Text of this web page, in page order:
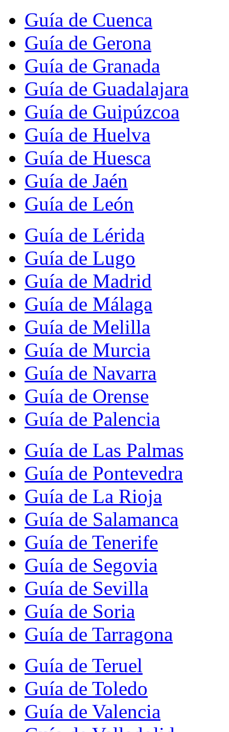
Guía de Cuenca
Guía de Gerona
Guía de Granada
Guía de Guadalajara
Guía de Guipúzcoa
Guía de Huelva
Guía de Huesca
Guía de Jaén
Guía de León
Guía de Lérida
Guía de Lugo
Guía de Madrid
Guía de Málaga
Guía de Melilla
Guía de Murcia
Guía de Navarra
Guía de Orense
Guía de Palencia
Guía de Las Palmas
Guía de Pontevedra
Guía de La Rioja
Guía de Salamanca
Guía de Tenerife
Guía de Segovia
Guía de Sevilla
Guía de Soria
Guía de Tarragona
Guía de Teruel
Guía de Toledo
Guía de Valencia